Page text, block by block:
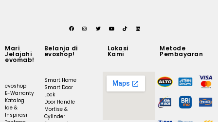
Mari
Jelajahi
evomab!
evoshop
E-Warranty
Katalog
Ide &
Inspirasi
Belanja di
evoshop!
Smart Home
Smart Door
Lock
Door Handle
Mortise &
Cylinder
Lokasi
Kami
Metode
Pembayaran